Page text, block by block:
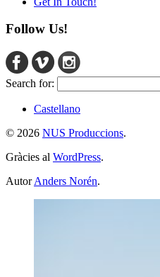
Follow Us!
Search for:
Castellano
© 2026 NUS Produccions.
Gràcies al WordPress.
AutorAnders Norén.